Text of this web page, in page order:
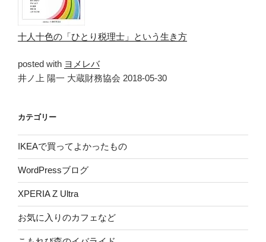
十人十色の「ひとり税理士」という生き方
posted with ヨメレバ
井ノ上 陽一 大蔵財務協会 2018-05-30
カテゴリー
IKEAで買ってよかったもの
WordPressブログ
XPERIA Z Ultra
お気に入りのカフェなど